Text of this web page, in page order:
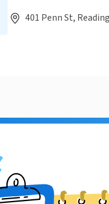
401 Penn St,